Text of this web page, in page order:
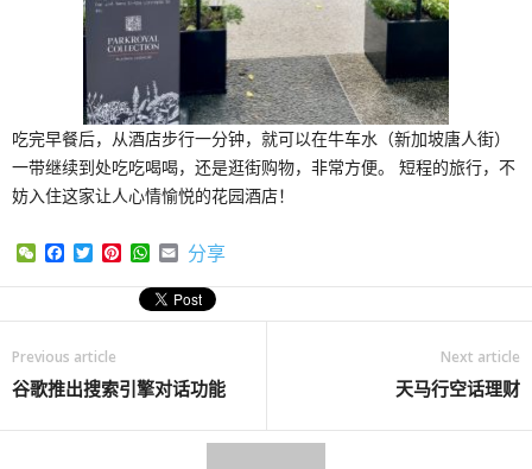
吃完早餐后，从酒店步行一分钟，就可以在牛车水（新加坡唐人街）
一带继续到处吃吃喝喝，还是逛街购物，非常方便。 短程的旅行，不
妨入住这家让人心情愉悦的花园酒店！
WeChatFacebook
TwitterPinterest
WhatsApp
Email
分享
Previous article
谷歌推出搜索引擎对话功能
Next article
天马行空话理财